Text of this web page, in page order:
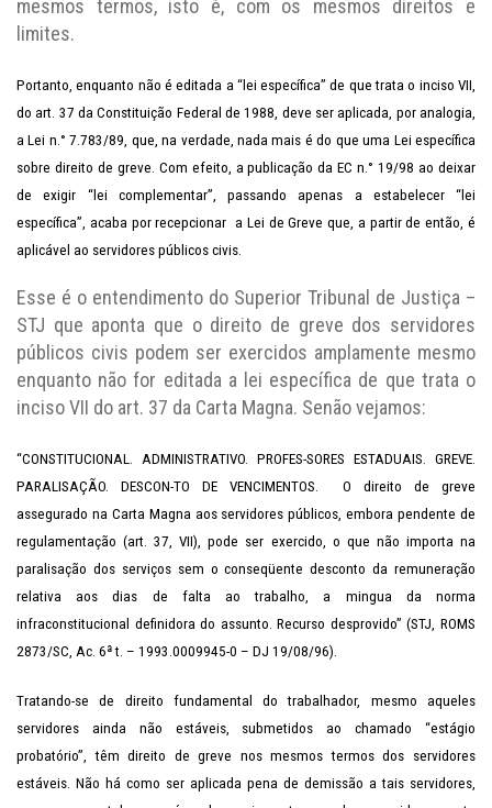
mesmos termos, isto é, com os mesmos direitos e
limites.
Portanto, enquanto não é editada a “lei específica” de que trata o inciso VII,
do art. 37 da Constituição Federal de 1988, deve ser aplicada, por analogia,
a Lei n.° 7.783/89, que, na verdade, nada mais é do que uma Lei específica
sobre direito de greve. Com efeito, a publicação da EC n.° 19/98 ao deixar
de exigir “lei complementar”, passando apenas a estabelecer “lei
específica”, acaba por recepcionar a Lei de Greve que, a partir de então, é
aplicável ao servidores públicos civis.
Esse é o entendimento do Superior Tribunal de Justiça –
STJ que aponta que o direito de greve dos servidores
públicos civis podem ser exercidos amplamente mesmo
enquanto não for editada a lei específica de que trata o
inciso VII do art. 37 da Carta Magna. Senão vejamos:
“CONSTITUCIONAL. ADMINISTRATIVO. PROFES-SORES ESTADUAIS. GREVE.
PARALISAÇÃO. DESCON-TO DE VENCIMENTOS. O direito de greve
assegurado na Carta Magna aos servidores públicos, embora pendente de
regulamentação (art. 37, VII), pode ser exercido, o que não importa na
paralisação dos serviços sem o conseqüente desconto da remuneração
relativa aos dias de falta ao trabalho, a mingua da norma
infraconstitucional definidora do assunto. Recurso desprovido” (STJ, ROMS
2873/SC, Ac. 6ª t. – 1993.0009945-0 – DJ 19/08/96).
Tratando-se de direito fundamental do trabalhador, mesmo aqueles
servidores ainda não estáveis, submetidos ao chamado “estágio
probatório”, têm direito de greve nos mesmos termos dos servidores
estáveis. Não há como ser aplicada pena de demissão a tais servidores,